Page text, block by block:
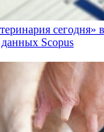
сегодня»
Scopus